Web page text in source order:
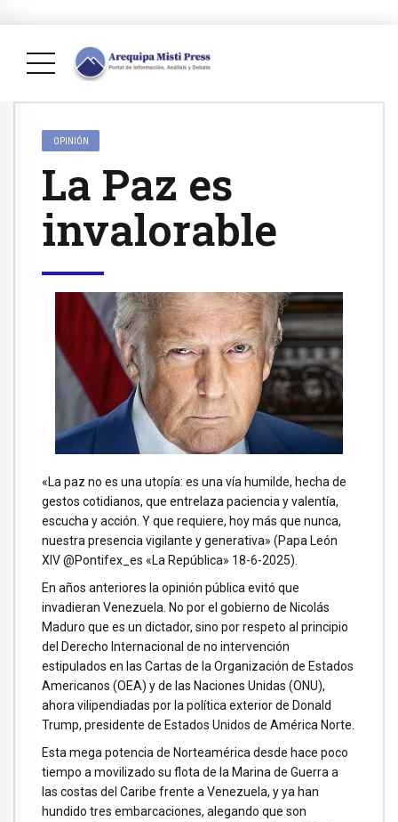
OPINIÓN
La Paz es
invalorable
«La paz no es una utopía: es una vía humilde, hecha de
gestos cotidianos, que entrelaza paciencia y valentía,
escucha y acción. Y que requiere, hoy más que nunca,
nuestra presencia vigilante y generativa» (Papa León
XIV @Pontifex_es «La República» 18-6-2025).
En años anteriores la opinión pública evitó que
invadieran Venezuela. No por el gobierno de Nicolás
Maduro que es un dictador, sino por respeto al principio
del Derecho Internacional de no intervención
estipulados en las Cartas de la Organización de Estados
Americanos (OEA) y de las Naciones Unidas (ONU),
ahora vilipendiadas por la política exterior de Donald
Trump, presidente de Estados Unidos de América Norte.
Esta mega potencia de Norteamérica desde hace poco
tiempo a movilizado su flota de la Marina de Guerra a
las costas del Caribe frente a Venezuela, y ya han
hundido tres embarcaciones, alegando que son